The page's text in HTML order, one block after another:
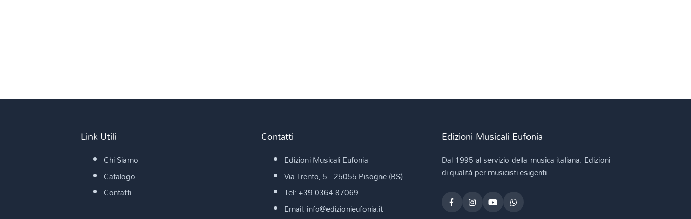
Link Utili
Chi Siamo
Catalogo
Contatti
Contatti
Edizioni Musicali Eufonia
Via Trento, 5 - 25055 Pisogne (BS)
Tel: +39 0364 87069
Email: info@edizionieufonia.it
Edizioni Musicali Eufonia
Dal 1995 al servizio della musica italiana. Edizioni
di qualità per musicisti esigenti.